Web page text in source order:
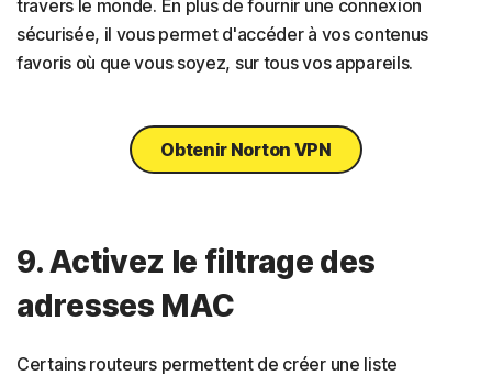
travers le monde. En plus de fournir une connexion
sécurisée, il vous permet d'accéder à vos contenus
favoris où que vous soyez, sur tous vos appareils.
Obtenir Norton VPN
9. Activez le filtrage des
adresses MAC
Certains routeurs permettent de créer une liste